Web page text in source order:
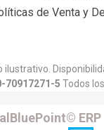
de Venta y
70917271-5 Todos